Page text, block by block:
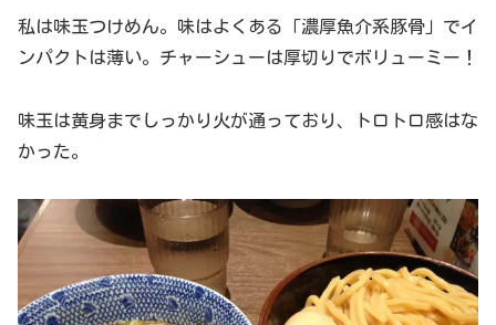
私は味玉つけめん。味はよくある「濃厚魚介系豚骨」でイ
ンパクトは薄い。チャーシューは厚切りでボリューミー！
味玉は黄身までしっかり火が通っており、トロトロ感はな
かった。